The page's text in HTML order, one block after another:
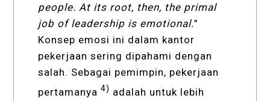
people. At its root, then, the primal
job of leadership is emotional.”
Konsep emosi ini dalam kantor
pekerjaan sering dipahami dengan
salah. Sebagai pemimpin, pekerjaan
pertamanya4) adalah untuk lebih